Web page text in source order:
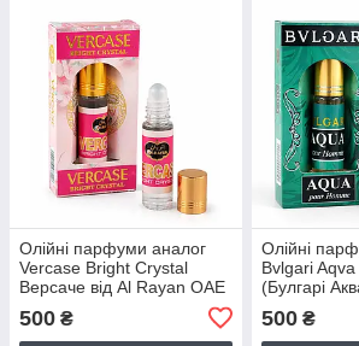
Олійні парфуми аналог
Vercase Bright Crystal
Версаче від Al Rayan ОАЕ
500 ₴
Олійні
Bvlgari
(Булгарі
500₴